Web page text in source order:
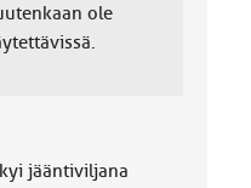
ole
jääntiviljana